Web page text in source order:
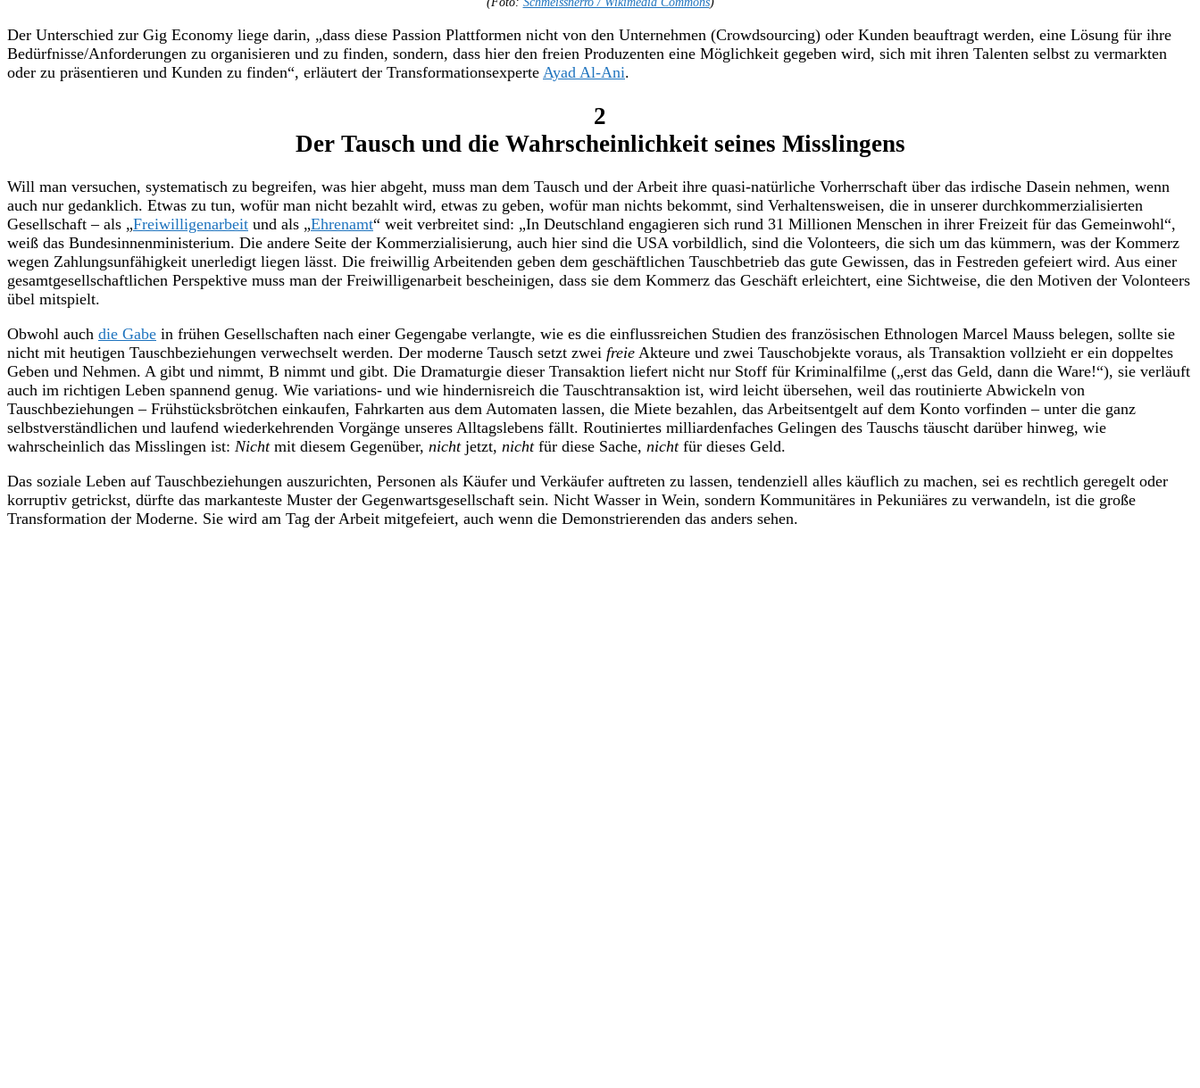
Der Unterschied zur Gig Economy liege darin, „dass diese Passion Plattformen nicht von den Unternehmen (Crowdsourcing) oder Kunden beauftragt werden, eine Lösung für ihre
Bedürfnisse/Anforderungen zu organisieren und zu finden, sondern, dass hier den freien Produzenten eine Möglichkeit gegeben wird, sich mit ihren Talenten selbst zu vermarkten
oder zu präsentieren und Kunden zu finden“, erläutert der Transformationsexperte Ayad Al-Ani.
2
Der Tausch und die Wahrscheinlichkeit seines Misslingens
Will man versuchen, systematisch zu begreifen, was hier abgeht, muss man dem Tausch und der Arbeit ihre quasi-natürliche Vorherrschaft über das irdische Dasein nehmen, wenn
auch nur gedanklich. Etwas zu tun, wofür man nicht bezahlt wird, etwas zu geben, wofür man nichts bekommt, sind Verhaltensweisen, die in unserer durchkommerzialisierten
Gesellschaft – als „Freiwilligenarbeit und als „Ehrenamt“ weit verbreitet sind: „In Deutschland engagieren sich rund 31 Millionen Menschen in ihrer Freizeit für das Gemeinwohl“,
weiß das Bundesinnenministerium. Die andere Seite der Kommerzialisierung, auch hier sind die USA vorbildlich, sind die Volonteers, die sich um das kümmern, was der Kommerz
wegen Zahlungsunfähigkeit unerledigt liegen lässt. Die freiwillig Arbeitenden geben dem geschäftlichen Tauschbetrieb das gute Gewissen, das in Festreden gefeiert wird. Aus einer
gesamtgesellschaftlichen Perspektive muss man der Freiwilligenarbeit bescheinigen, dass sie dem Kommerz das Geschäft erleichtert, eine Sichtweise, die den Motiven der Volonteers
übel mitspielt.
Obwohl auch die Gabe in frühen Gesellschaften nach einer Gegengabe verlangte, wie es die einflussreichen Studien des französischen Ethnologen Marcel Mauss belegen, sollte sie
nicht mit heutigen Tauschbeziehungen verwechselt werden. Der moderne Tausch setzt zwei freie Akteure und zwei Tauschobjekte voraus, als Transaktion vollzieht er ein doppeltes
Geben und Nehmen. A gibt und nimmt, B nimmt und gibt. Die Dramaturgie dieser Transaktion liefert nicht nur Stoff für Kriminalfilme („erst das Geld, dann die Ware!“), sie verläuft
auch im richtigen Leben spannend genug. Wie variations- und wie hindernisreich die Tauschtransaktion ist, wird leicht übersehen, weil das routinierte Abwickeln von
Tauschbeziehungen – Frühstücksbrötchen einkaufen, Fahrkarten aus dem Automaten lassen, die Miete bezahlen, das Arbeitsentgelt auf dem Konto vorfinden – unter die ganz
selbstverständlichen und laufend wiederkehrenden Vorgänge unseres Alltagslebens fällt. Routiniertes milliardenfaches Gelingen des Tauschs täuscht darüber hinweg, wie
wahrscheinlich das Misslingen ist: Nichtmit diesem Gegenüber, nichtjetzt, nichtfür diese Sache, nichtfür dieses Geld.
Das soziale Leben auf Tauschbeziehungen auszurichten, Personen als Käufer und Verkäufer auftreten zu lassen, tendenziell alles käuflich zu machen, sei es rechtlich geregelt oder
korruptiv getrickst, dürfte das markanteste Muster der Gegenwartsgesellschaft sein. Nicht Wasser in Wein, sondern Kommunitäres in Pekuniäres zu verwandeln, ist die große
Transformation der Moderne. Sie wird am Tag der Arbeit mitgefeiert, auch wenn die Demonstrierenden das anders sehen.